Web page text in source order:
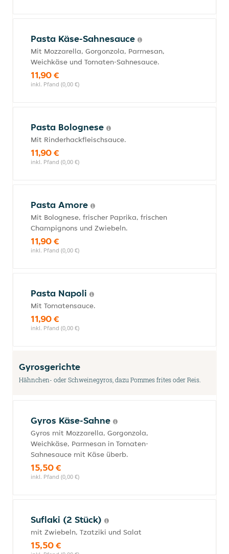
Pasta Käse-Sahnesauce
Mit Mozzarella, Gorgonzola, Parmesan,
Weichkäse und Tomaten-Sahnesauce.
11,90 €
inkl. Pfand (0,00 €)
Pasta Bolognese
Mit Rinderhackfleischsauce.
11,90 €
inkl. Pfand (0,00 €)
Pasta Amore
Mit Bolognese, frischer Paprika, frischen
Champignons und Zwiebeln.
11,90 €
inkl. Pfand (0,00 €)
Pasta Napoli
Mit Tomatensauce.
11,90 €
inkl. Pfand (0,00 €)
Gyrosgerichte
Hähnchen- oder Schweinegyros, dazu Pommes frites oder Reis.
Gyros Käse-Sahne
Gyros mit Mozzarella, Gorgonzola,
Weichkäse, Parmesan in Tomaten-
Sahnesauce mit Käse überb.
15,50 €
inkl. Pfand (0,00 €)
Suflaki (2 Stück)
mit Zwiebeln, Tzatziki und Salat
15,50 €